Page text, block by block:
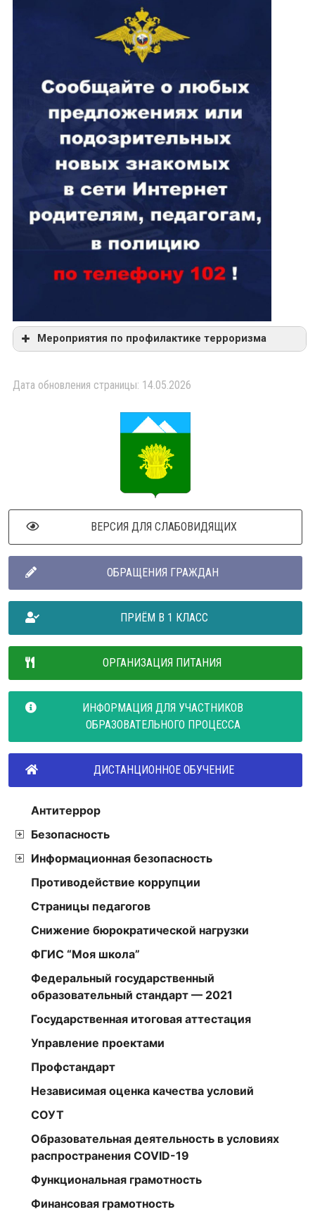
Мероприятия по профилактике терроризма
Дата обновления страницы: 14.05.2026
ВЕРСИЯ ДЛЯ СЛАБОВИДЯЩИХ
ОБРАЩЕНИЯ ГРАЖДАН
ПРИЁМ В 1 КЛАСС
ОРГАНИЗАЦИЯ ПИТАНИЯ
ИНФОРМАЦИЯ ДЛЯ УЧАСТНИКОВ
ОБРАЗОВАТЕЛЬНОГО ПРОЦЕССА
ДИСТАНЦИОННОЕ ОБУЧЕНИЕ
Антитеррор
Безопасность
Информационная безопасность
Противодействие коррупции
Страницы педагогов
Снижение бюрократической нагрузки
ФГИС “Моя школа”
Федеральный государственный
образовательный стандарт — 2021
Государственная итоговая аттестация
Управление проектами
Профстандарт
Независимая оценка качества условий
СОУТ
Образовательная деятельность в условиях
распространения COVID-19
Функциональная грамотность
Финансовая грамотность